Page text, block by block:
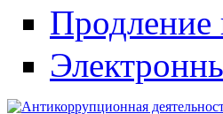
Продление